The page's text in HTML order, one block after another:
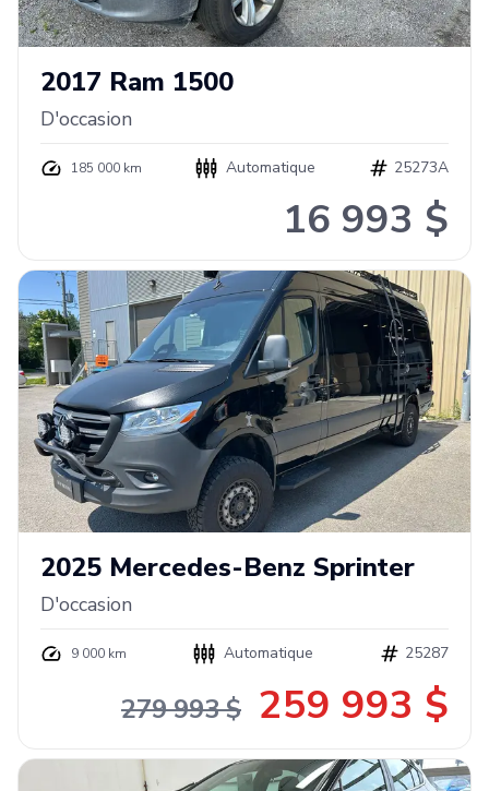
2017 Ram 1500
D'occasion
185 000 km Automatique 25273A
16 993 $
2025 Mercedes-Benz Sprinter
D'occasion
9 000 km Automatique 25287
279 993 $ 259 993 $